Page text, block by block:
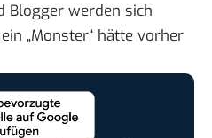
Blogger werden sich
„Monster“ hätte vorher